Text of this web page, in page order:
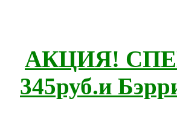
АКЦИЯ!
345руб.и